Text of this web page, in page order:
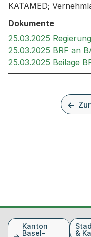
KATAMED;
Dokumente
25.03.2025
25.03.2025 BRF an
25.03.2025 Beilage
FusszeileKanton
Basel-
&